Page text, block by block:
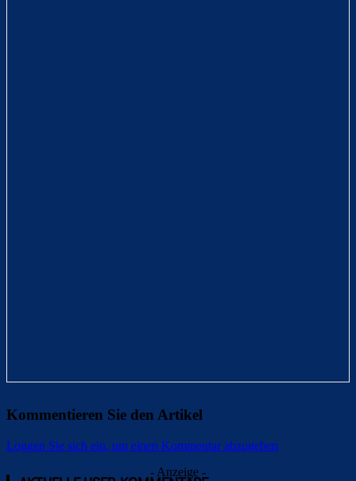
Kommentieren Sie den Artikel
Loggen Sie sich ein, um einen Kommentar abzugeben
- Anzeige -